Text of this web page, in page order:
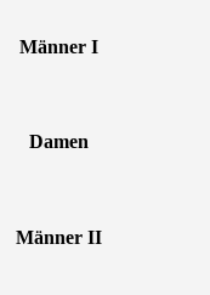
Männer I
Damen
Männer II